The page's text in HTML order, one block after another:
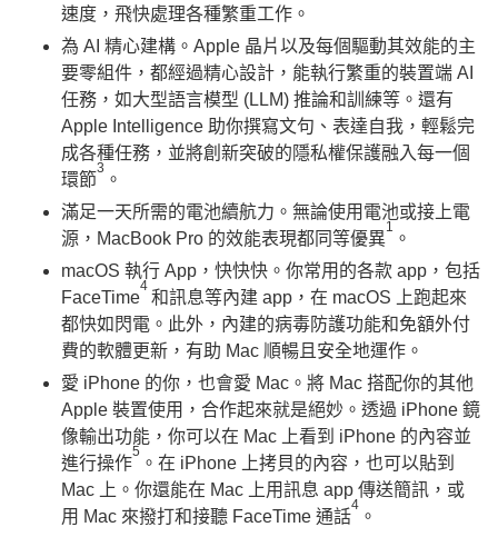
速度，飛快處理各種繁重工作。
為 AI 精心建構。Apple 晶片以及每個驅動其效能的主
要零組件，都經過精心設計，能執行繁重的裝置端 AI
任務，如大型語言模型 (LLM) 推論和訓練等。還有
Apple Intelligence 助你撰寫文句、表達自我，輕鬆完
成各種任務，並將創新突破的隱私權保護融入每一個
環節
3
。
滿足一天所需的電池續航力。無論使用電池或接上電
源，MacBook Pro 的效能表現都同等優異
1
。
macOS 執行 App，快快快。你常用的各款 app，包括
FaceTime
4
和訊息等內建 app，在 macOS 上跑起來
都快如閃電。此外，內建的病毒防護功能和免額外付
費的軟體更新，有助 Mac 順暢且安全地運作。
愛 iPhone 的你，也會愛 Mac。將 Mac 搭配你的其他
Apple 裝置使用，合作起來就是絕妙。透過 iPhone 鏡
像輸出功能，你可以在 Mac 上看到 iPhone 的內容並
進行操作
5
。在 iPhone 上拷貝的內容，也可以貼到
Mac 上。你還能在 Mac 上用訊息 app 傳送簡訊，或
用 Mac 來撥打和接聽 FaceTime 通話
4
。